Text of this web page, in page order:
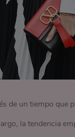
de un tiempo que
la tendencia